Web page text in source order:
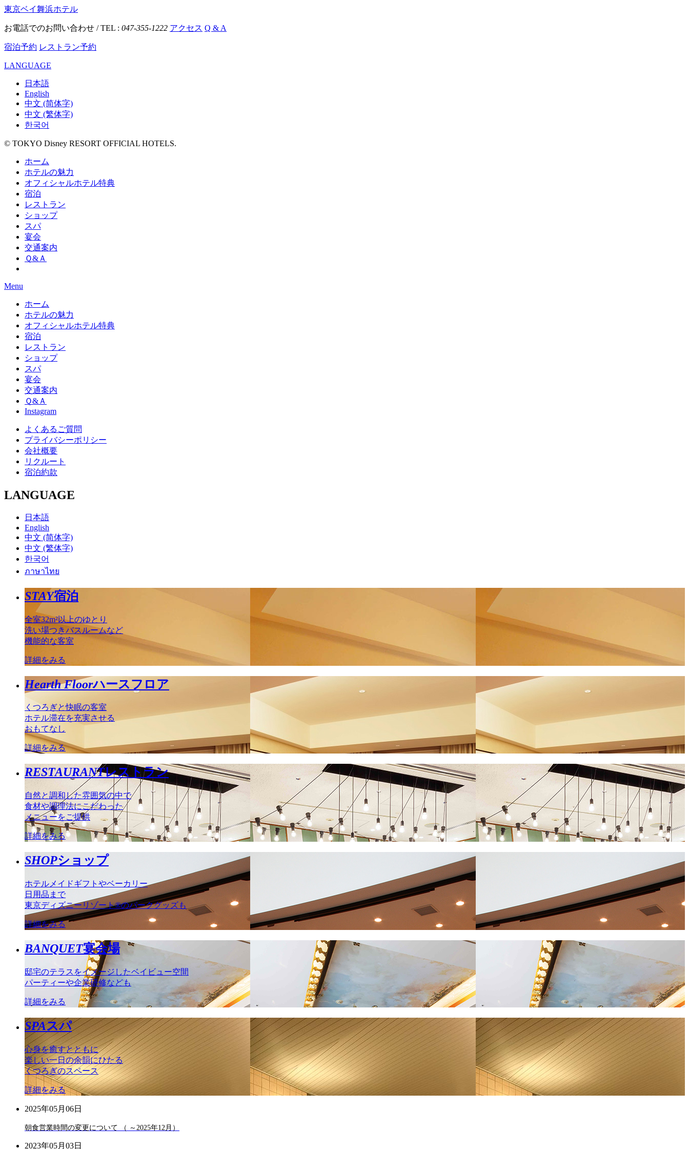
東京ベイ舞浜ホテル
お電話でのお問い合わせ / TEL : 047-355-1222 アクセス Q & A
宿泊予約 レストラン予約
LANGUAGE
日本語
English
中文 (简体字)
中文 (繁体字)
한국어
© TOKYO Disney RESORT OFFICIAL HOTELS.
ホーム
ホテルの魅力
オフィシャルホテル特典
宿泊
レストラン
ショップ
スパ
宴会
交通案内
Ｑ&Ａ
Menu
ホーム
ホテルの魅力
オフィシャルホテル特典
宿泊
レストラン
ショップ
スパ
宴会
交通案内
Ｑ&Ａ
Instagram
よくあるご質問
プライバシーポリシー
会社概要
リクルート
宿泊約款
LANGUAGE
日本語
English
中文 (简体字)
中文 (繁体字)
한국어
ภาษาไทย
STAY宿泊
全室32m²以上のゆとり
洗い場つきバスルームなど
機能的な客室
詳細をみる
Hearth Floorハースフロア
くつろぎと快眠の客室
ホテル滞在を充実させる
おもてなし
詳細をみる
RESTAURANTレストラン
自然と調和した雰囲気の中で
食材や調理法にこだわった
メニューをご提供
詳細をみる
SHOPショップ
ホテルメイドギフトやベーカリー
日用品まで
東京ディズニーリゾート®のパークグッズも
詳細をみる
BANQUET宴会場
邸宅のテラスをイメージしたベイビュー空間
パーティーや企業研修なども
詳細をみる
SPAスパ
心身を癒すとともに
楽しい一日の余韻にひたる
くつろぎのスペース
詳細をみる
2025年05月06日
朝食営業時間の変更について （ ～2025年12月）
2023年05月03日